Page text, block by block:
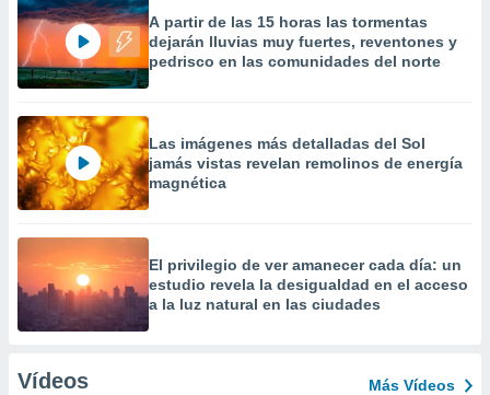
A partir de las 15 horas las tormentas
dejarán lluvias muy fuertes, reventones y
pedrisco en las comunidades del norte
Las imágenes más detalladas del Sol
jamás vistas revelan remolinos de energía
magnética
El privilegio de ver amanecer cada día: un
estudio revela la desigualdad en el acceso
a la luz natural en las ciudades
Vídeos Más Vídeos